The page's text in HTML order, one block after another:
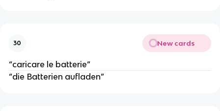
30 New cards
“caricare le batterie”
“die Batterien aufladen”